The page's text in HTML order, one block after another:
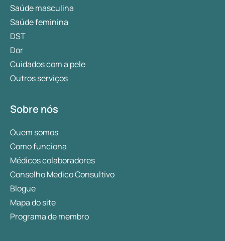
Saúde masculina
Saúde feminina
DST
Dor
Cuidados com a pele
Outros serviços
Sobre nós
Quem somos
Como funciona
Médicos colaboradores
Conselho Médico Consultivo
Blogue
Mapa do site
Programa de membro